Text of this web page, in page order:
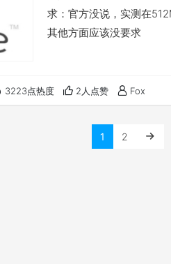
求：官方没说，实测在
其他方面应该没要求
3223点热度 2人点赞 Fox
1 2